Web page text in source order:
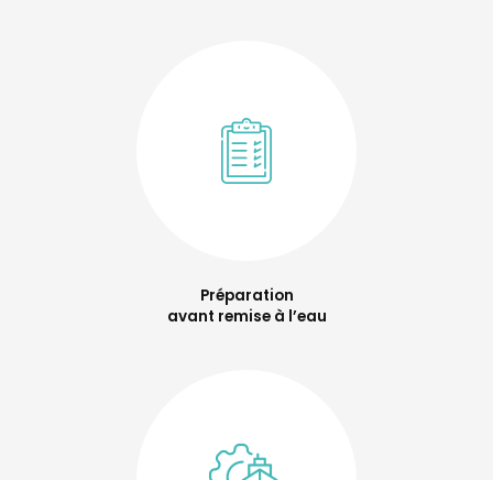
Préparation
avant remise à l’eau